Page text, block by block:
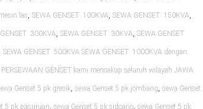
las, SEWA GENSET 100KVA, SEWA GENSET 150KVA,
300KVA, SEWA GENSET 30KVA, SEWA GENSET
SEWA GENSET 500KVA SEWA GENSET 1000KVA dengan
GENSET kami mencakup seluruh wilayah JAWA
Genset 5 pk gresik, sewa Genset 5 pk jombang, sewa Genset
5 pk pasuruan, sewa Genset 5 pk sidoarjo, sewa Genset 5 pk